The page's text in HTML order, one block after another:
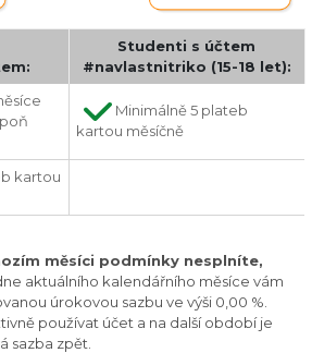
Studenti s účtem
#navlastnitriko (15-18 let):
Minimálně 5 plateb
kartou měsíčně
kartou
měsíci podmínky nesplníte,
aktuálního kalendářního měsíce vám
úrokovou sazbu ve výši 0,00 %.
používat účet a na další období je
sazba zpět.